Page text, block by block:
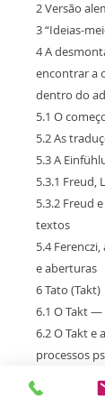
2 Versão
3 “Ideias-
4 A
encontrar a
dentro do
5.1 O
5.2 As
5.3 A
5.3.1 Freud,
5.3.2 Freud
textos
5.4
e aberturas
6 Tato (Takt)
6.1 O Takt —
6.2 O Takt e
processos
começo de